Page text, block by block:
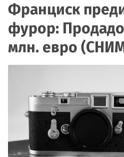
Франциск
фурор:
млн. евро